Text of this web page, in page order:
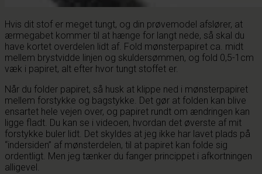
Hvis dit stof er meget tungt, og din prøvemodel afslører, at
ærmegabet kommer til at hænge for langt nede, så skal du
have kortet overdelen lidt af. Fold mønsterpapiret ca. midt
mellem brystvidde linjen og skuldersømmen, og fold 0,5-1cm
væk i papiret, alt efter hvor tungt stoffet er.
Når du folder papiret, så husk at klippe ned i mønsterpapiret
mellem forstykke og bagstykke. Det gør at folden kan blive
ensartet hele vejen over, og papiret rundt om ændringen kan
ligge fladt. Du kan se i videoen, hvordan det øverste af mit
forstykke buler lidt. Det skyldes at jeg ikke har lavet plads på
“indersiden” af mønsterdelen, til at papiret kan folde sig
ordentligt. Men jeg tænker du fanger princippet i afkortningen
alligevel.